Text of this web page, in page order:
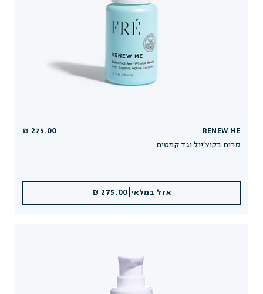
RENEW ME
סרום בקוצ׳יול נגד קמטים
275.00 ₪
אזל במלאי 275.00 ₪